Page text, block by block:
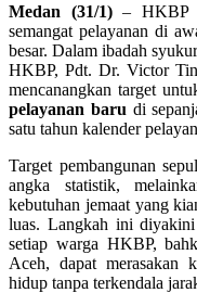
Medan (31/1)– HKBP
semangat pelayanan di
besar. Dalam ibadah
HKBP, Pdt. Dr. Victor
mencanangkan target
pelayanan baru di
satu tahun kalender
Target pembangunan
angka statistik,
kebutuhan jemaat yang
luas. Langkah ini
setiap warga HKBP,
Aceh, dapat merasakan
hidup tanpa terkendala